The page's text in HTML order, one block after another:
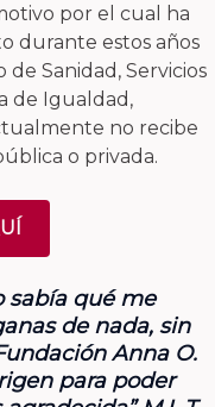
por el cual ha
durante estos años
Sanidad, Servicios
de Igualdad,
no recibe
o privada.
sabía qué me
de nada, sin
Anna O.
para poder